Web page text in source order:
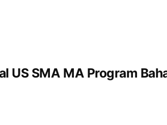
US SMA MA Program